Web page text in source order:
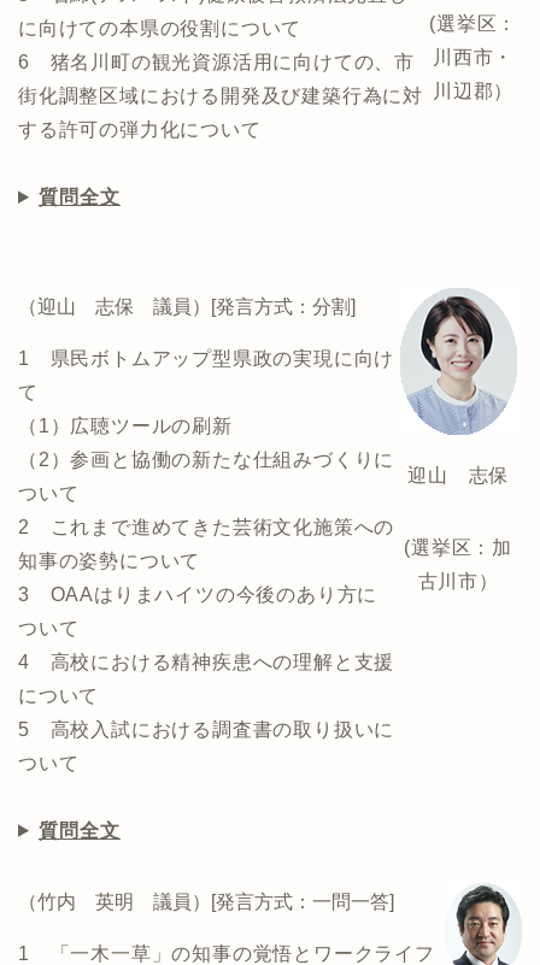
に向けての本県の役割について
6 猪名川町の観光資源活用に向けての、市
街化調整区域における開発及び建築行為に対
する許可の弾力化について
質問全文
(選挙区：
川西市・
川辺郡）
（迎山 志保 議員）[発言方式：分割]
1 県民ボトムアップ型県政の実現に向け
て
（1）広聴ツールの刷新
（2）参画と協働の新たな仕組みづくりに
ついて
2 これまで進めてきた芸術文化施策への
知事の姿勢について
3 OAAはりまハイツの今後のあり方に
ついて
4 高校における精神疾患への理解と支援
について
5 高校入試における調査書の取り扱いに
ついて
質問全文
迎山 志保
(選挙区：加
古川市）
（竹内 英明 議員）[発言方式：一問一答]
1 「一木一草」の知事の覚悟とワークライフ